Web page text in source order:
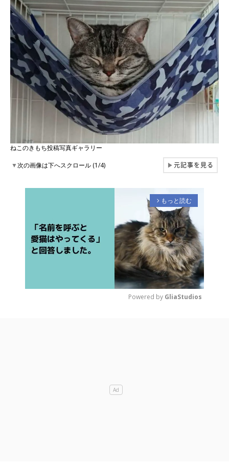
ねこのきもち投稿写真ギャラリー
▼次の画像は下へスクロール (1/4) ▶元記事を見る
arrow_forward_ios もっと読む
Powered by GliaStudios